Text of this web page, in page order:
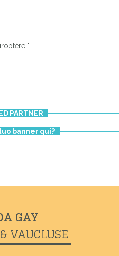
"
PARTNER
banner qui?
GAY
VAUCLUSE